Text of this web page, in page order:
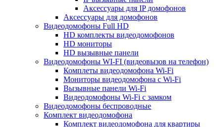
Аксессуары для IP домофонов
Аксессуары для домофонов
Видеодомофоны Full HD
HD комплекты видеодомофонов
HD мониторы
HD вызывные панели
Видеодомофоны WI-FI (видеовызов на телефон)
Комплеты видеодомофона Wi-Fi
Мониторы видеодомофона с Wi-Fi
Вызывные панели Wi-Fi
Видеодомофоны Wi-Fi с замком
Видеодомофоны беспроводные
Комплект видеодомофона
Комплект видеодомофона для квартиры